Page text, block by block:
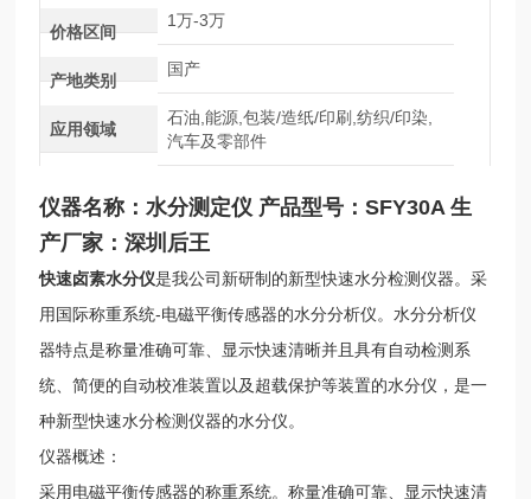
价格区间
1万-3万
产地类别
国产
应用领域
石油,能源,包装/造纸/印刷,纺织/印染,
汽车及零部件
仪器名称：水分测定仪 产品型号：SFY30A 生
产厂家：深圳后王
快速卤素水分仪是我公司新研制的新型快速水分检测仪器。采
用国际称重系统-电磁平衡传感器的水分分析仪。水分分析仪
器特点是称量准确可靠、显示快速清晰并且具有自动检测系
统、简便的自动校准装置以及超载保护等装置的水分仪，是一
种新型快速水分检测仪器的水分仪。
仪器概述：
采用电磁平衡传感器的称重系统。称量准确可靠、显示快速清